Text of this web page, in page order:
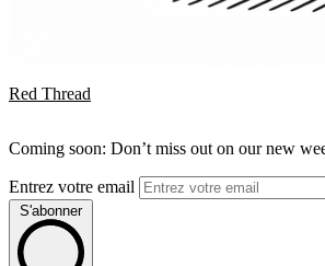
Red Thread
Coming soon: Don’t miss out on our new
Entrez votre email
S'abonner